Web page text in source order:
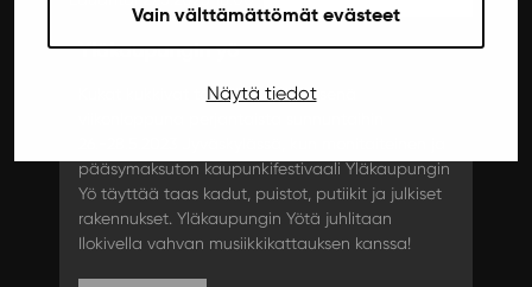
Vain välttämättömät evästeet
Näytä tiedot
Yläkaupungin yö
Kukat kukkivat toukokuun viimeisenä
pääsymaksuton kaupunkifestivaali Yläkaupungin
Yö täyttää taas kadut, puistot, putiikit ja julkiset
rakennukset. Yläkaupungin Yötä juhlitaan
Ilokivella vahvan musiikkikattauksen kanssa!